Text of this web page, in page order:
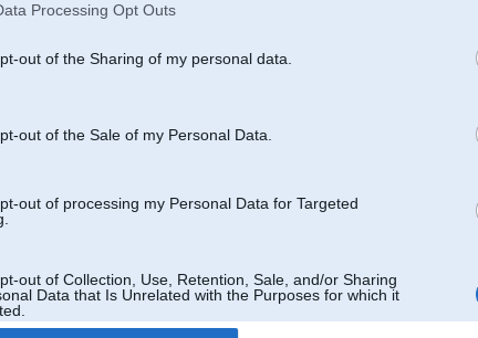
Processing Opt Outs
out of the Sharing of my personal data.
out of the Sale of my Personal Data.
out of processing my Personal Data for Targeted
out of Collection, Use, Retention, Sale, and/or Sharing
Data that Is Unrelated with the Purposes for which it